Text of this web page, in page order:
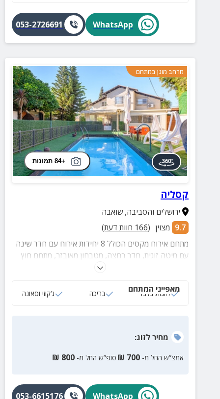
WhatsApp
053-2726691
מרחב מוגן במתחם
+84 תמונות
קסליה
ירושלים והסביבה,שואבה
9.7 מצוין (
166 חוות דעת)
מתחם אירוח מקסים הכולל 8 יחידות אירוח עם חדר שינה
עם מיטה זוגית, חדר רחצה, מטבחון מאובזר, מתחם חוץ
עם ג'קוזי חיצוני, בריכה מרעננת ובריכה נוספת מחוממת
מאפייני המתחם
לזוגות בלבד בריכה ג‘קוזי וסאונה
מחירלזוג:
אמצ”ש החל מ- 700
₪ סופ”ש החל מ- 800
₪
WhatsApp
053-6615176